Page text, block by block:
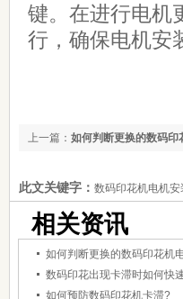
键。在进行电机
行，确保电机安
上一篇： 如何判断更换的数码印
此文关键字： 数码印花机电机
相关资讯
如何判断更换的数码印花机
数码印花出现卡滞时如何快
如何预防数码印花机卡滞?